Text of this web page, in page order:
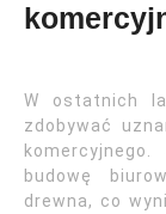
W ostatnich
zdobywać
budowę
drewna, co